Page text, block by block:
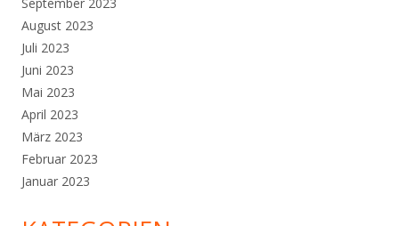
August 2023
Juli 2023
Juni 2023
Mai 2023
April 2023
März 2023
Februar 2023
Januar 2023